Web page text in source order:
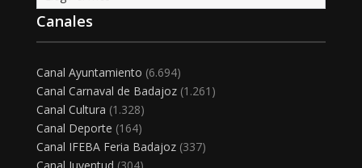
Canales
Canal Ayuntamiento (6.694)
Canal Carnaval de Badajoz(1.261)
Canal Cultura (1.328)
Canal Deporte (164)
Canal IFEBA Feria Badajoz(337)